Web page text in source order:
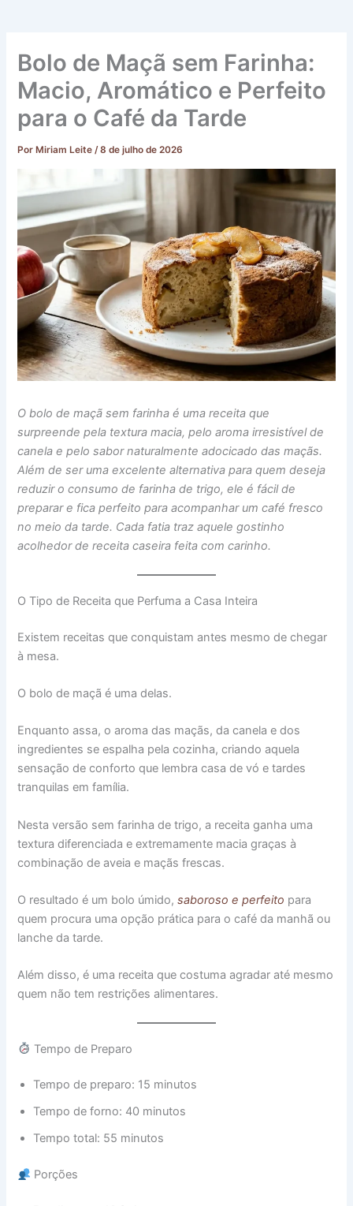
Bolo de Maçã sem Farinha:
Macio, Aromático e Perfeito
para o Café da Tarde
Por Miriam Leite/8 de julho de 2026
O bolo de maçã sem farinha é uma receita que
surpreende pela textura macia, pelo aroma irresistível de
canela e pelo sabor naturalmente adocicado das maçãs.
Além de ser uma excelente alternativa para quem deseja
reduzir o consumo de farinha de trigo, ele é fácil de
preparar e fica perfeito para acompanhar um café fresco
no meio da tarde. Cada fatia traz aquele gostinho
acolhedor de receita caseira feita com carinho.
O Tipo de Receita que Perfuma a Casa Inteira
Existem receitas que conquistam antes mesmo de chegar
à mesa.
O bolo de maçã é uma delas.
Enquanto assa, o aroma das maçãs, da canela e dos
ingredientes se espalha pela cozinha, criando aquela
sensação de conforto que lembra casa de vó e tardes
tranquilas em família.
Nesta versão sem farinha de trigo, a receita ganha uma
textura diferenciada e extremamente macia graças à
combinação de aveia e maçãs frescas.
O resultado é um bolo úmido,saboroso e perfeito para
quem procura uma opção prática para o café da manhã ou
lanche da tarde.
Além disso, é uma receita que costuma agradar até mesmo
quem não tem restrições alimentares.
Tempo de Preparo
Tempo de preparo: 15 minutos
Tempo de forno: 40 minutos
Tempo total: 55 minutos
Porções